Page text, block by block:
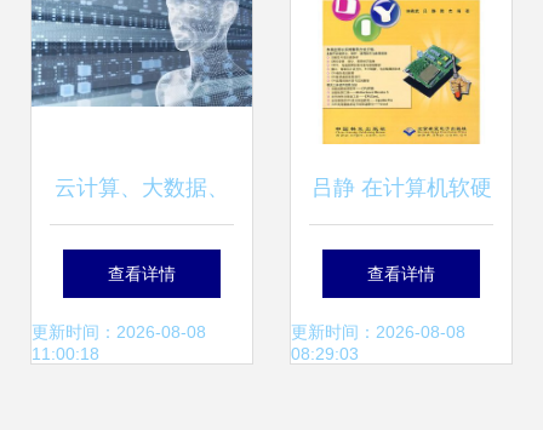
云计算、大数据、
人工智能 三位一体
的计算机软硬件新
查看详情
更新时间：2026-08-08
11:00:18
吕静 在计算机软硬
件交织的世界里探
索未来
查看详情
更新时间：2026-08-08
08:29:03